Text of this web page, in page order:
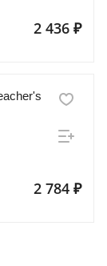
2 436 ₽
2 784 ₽